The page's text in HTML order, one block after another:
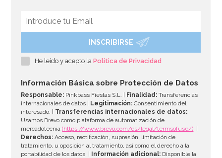
Juego de 8 Vasos Dorados
AÑADIR
INSCRIBIRSE
He leído y acepto laPolítica de Privacidad
Información Básica sobre Protección de Datos
Responsable: Pinkbass Fiestas S.L. | Finalidad: Transferencias
internacionales de datos |
Legitimación: Consentimiento del
interesado. | Transferencias internacionales de datos:
Usamos Brevo como plataforma de automatización de
mercadotecnia(https://www.brevo.com/es/legal/termsofuse/). |
Derechos: Acceso, rectificación, supresión, limitación de
tratamiento, u oposición al tratamiento, así como el derecho a la
portabilidad de los datos. |
Información adicional: Disponible la